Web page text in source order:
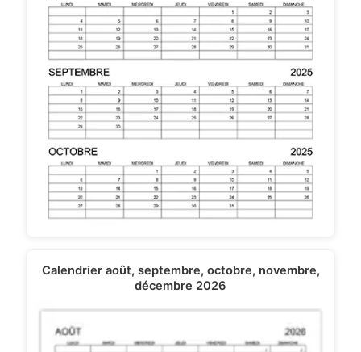
Calendrier août, septembre, octobre, novembre,
décembre 2026